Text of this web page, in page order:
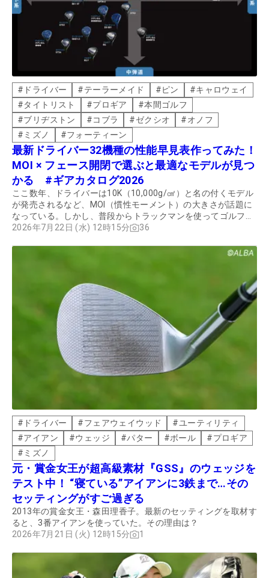
# ドライバー #テーラーメイド #ピン #キャロウェイ
#タイトリスト #プロギア #本間ゴルフ
#ブリヂストン #コブラ #ゼクシオ #オノフ
# ミズノ #フォーティーン
最新ドライバー32機種の性能早見表作ってみた！
MOI × フェース開閉で選ぶと最適なモデルが見つ
かる #ギアカタログ2026
ここ数年、ドライバーは10K（10,000g/㎠）と名の付くモデル
が発売されるなど、MOI（慣性モーメント）の大きさが話題に
なっている。しかし、普段からトラックマンを使ってゴルフク
ラブの性能をチェックしているツアープロの市原建彦は、別の
2026年7月22日 (水) 12時15分 36
# ドライバー #フェアウェイウッド #ユーティリティ
#アイアン #ウェッジ #パター #ボール #プロギア
# ミズノ
元・賞金女王が超高級素材『GSS』のウェッジを
テスト中！ “寝ている”アイアンに3鉄まで…その
セッティングがすご過ぎる
2013年の賞金女王・森田理香子。最新のセッティングを取材す
ると、3番アイアンを使っていた。その理由は？
2026年7月21日 (火) 12時15分
1